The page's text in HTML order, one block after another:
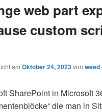
web part
custom
am Oktober 24, 2023von weed
SharePoint in Microsoft
die man in